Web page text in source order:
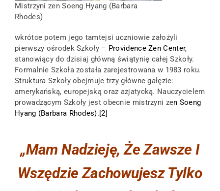
Mistrzyni zen Soeng Hyang (Barbara
Rhodes)
wkrótce potem jego tamtejsi uczniowie założyli
pierwszy ośrodek Szkoły– Providence Zen Center,
stanowiący do dzisiaj główną świątynię całej Szkoły.
Formalnie Szkoła została zarejestrowana w 1983 roku.
Struktura Szkoły obejmuje trzy główne gałęzie:
amerykańską, europejską oraz azjatycką. Nauczycielem
prowadzącym Szkoły jest obecnie mistrzyni zen Soeng
Hyang (Barbara Rhodes).[2]
„Mam Nadzieję, Że Zawsze I
Wszędzie Zachowujesz Tylko